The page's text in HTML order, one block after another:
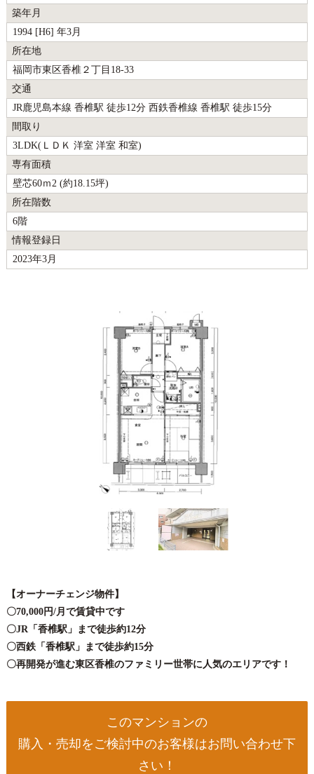
築年月
1994 [H6] 年3月
所在地
福岡市東区香椎２丁目18-33
交通
JR鹿児島本線 香椎駅 徒歩12分 西鉄香椎線 香椎駅 徒歩15分
間取り
3LDK(ＬＤＫ 洋室 洋室 和室)
専有面積
壁芯60ｍ2 (約18.15坪)
所在階数
6階
情報登録日
2023年3月
【オーナーチェンジ物件】
〇70,000円/月で賃貸中です
〇JR「香椎駅」まで徒歩約12分
〇西鉄「香椎駅」まで徒歩約15分
〇再開発が進む東区香椎のファミリー世帯に人気のエリアです！
このマンションの
購入・売却をご検討中のお客様はお問い合わせ下
さい！